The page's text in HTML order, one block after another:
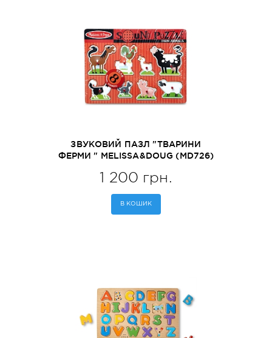
ЗВУКОВИЙ ПАЗЛ "ТВАРИНИ
ФЕРМИ " MELISSA&DOUG (MD726)
1 200 грн.
В КОШИК